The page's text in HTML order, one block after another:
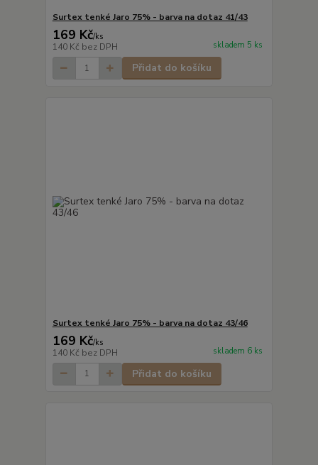
Surtex tenké Jaro 75% - barva na dotaz 41/43
169 Kč/ks
140 Kč bez DPH skladem 5 ks
Přidat do košíku
Surtex tenké Jaro 75% - barva na dotaz 43/46
169 Kč/ks
140 Kč bez DPH skladem 6 ks
Přidat do košíku